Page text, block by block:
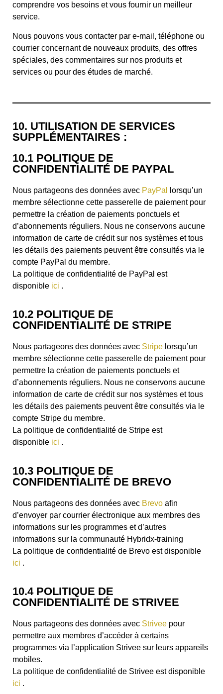
comprendre vos besoins et vous fournir un meilleur
service.
Nous pouvons vous contacter par e-mail, téléphone ou
courrier concernant de nouveaux produits, des offres
spéciales, des commentaires sur nos produits et
services ou pour des études de marché.
10. UTILISATION DE SERVICES
SUPPLÉMENTAIRES :
10.1 POLITIQUE DE
CONFIDENTIALITÉ DE PAYPAL
Nous partageons des données avec PayPal
lorsqu’un
membre sélectionne cette passerelle de paiement pour
permettre la création de paiements ponctuels et
d’abonnements réguliers. Nous ne conservons aucune
information de carte de crédit sur nos systèmes et tous
les détails des paiements peuvent être consultés via le
compte PayPal du membre.
La politique de confidentialité de PayPal est
disponible ici .
10.2 POLITIQUE DE
CONFIDENTIALITÉ DE STRIPE
Nous partageons des données avec Stripe lorsqu’un
membre sélectionne cette passerelle de paiement pour
permettre la création de paiements ponctuels et
d’abonnements réguliers. Nous ne conservons aucune
information de carte de crédit sur nos systèmes et tous
les détails des paiements peuvent être consultés via le
compte Stripe du membre.
La politique de confidentialité de Stripe est
disponible ici .
10.3 POLITIQUE DE
CONFIDENTIALITÉ DE BREVO
Nous partageons des données avec Brevo afin
d’envoyer par courrier électronique aux membres des
informations sur les programmes et d’autres
informations sur la communauté Hybridx-training
La politique de confidentialité de Brevo est disponible
ici .
10.4 POLITIQUE DE
CONFIDENTIALITÉ DE STRIVEE
Nous partageons des données avec Strivee pour
permettre aux membres d’accéder à certains
programmes via l’application Strivee sur leurs appareils
mobiles.
La politique de confidentialité de Strivee est disponible
ici .